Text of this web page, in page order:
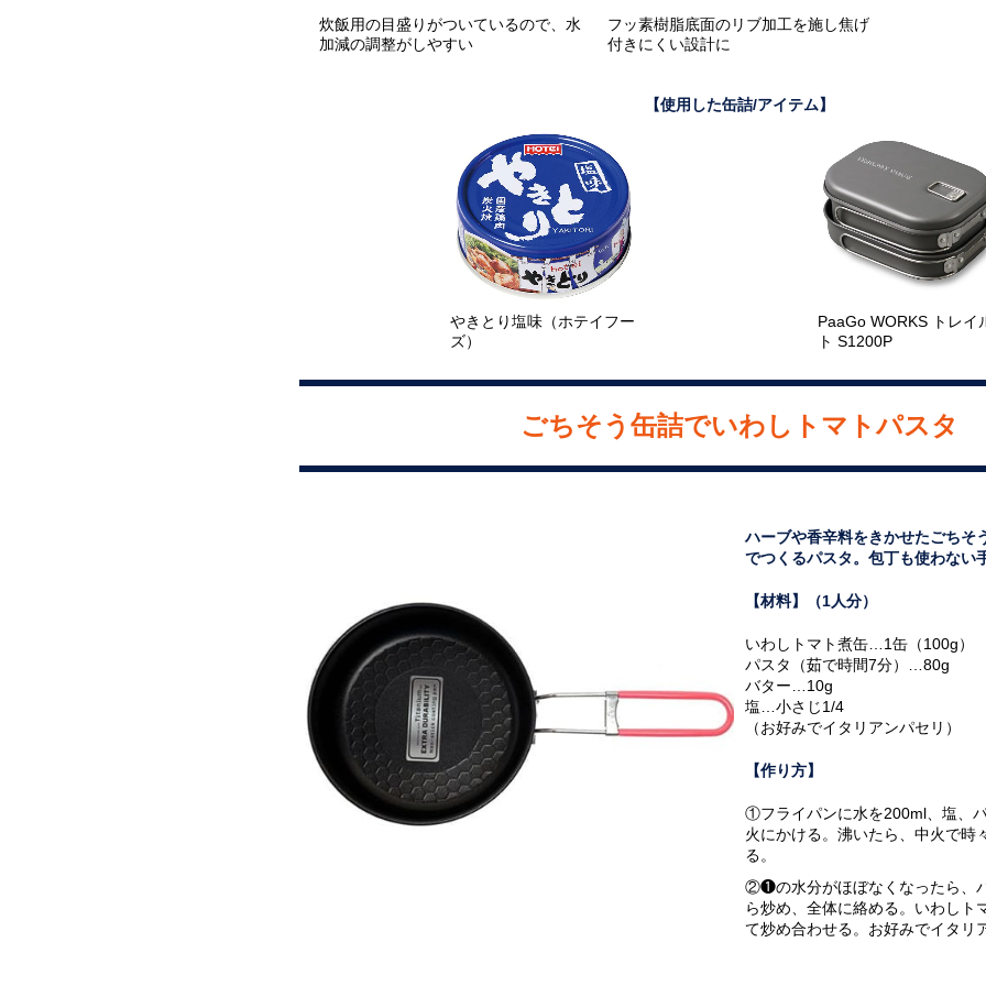
炊飯用の目盛りがついているので、水
加減の調整がしやすい
フッ素樹脂底面のリブ加工を施し焦げ
付きにくい設計に
【使用した缶詰/アイテム】
やきとり塩味（ホテイフー
ズ）
PaaGo WORKS トレイ
ト S1200P
ごちそう缶詰でいわしトマトパスタ
ハーブや香辛料をきかせたごちそ
でつくるパスタ。包丁も使わない
【材料】（1人分）
いわしトマト煮缶…1缶（100g）
パスタ（茹で時間7分）…80g
バター…10g
塩…小さじ1/4
（お好みでイタリアンパセリ）
【作り方】
①フライパンに水を200ml、塩、
火にかける。沸いたら、中火で時
る。
②❶の水分がほぼなくなったら、
ら炒め、全体に絡める。いわしト
て炒め合わせる。お好みでイタリ